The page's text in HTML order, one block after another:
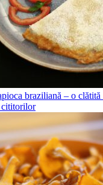
braziliană – o clătită
cititorilor